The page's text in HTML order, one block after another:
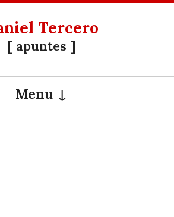
Tercero
[ apuntes ]
Menu